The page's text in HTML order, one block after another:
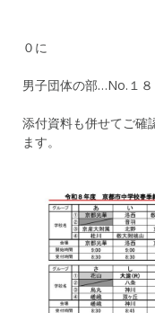
開始時間→
０に
男子団体の部…No.１
添付資料も併せてご確
ます。